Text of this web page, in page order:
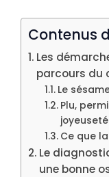
Contenus
Les
parcours
Le
Plu,
Ce que
Le
une bonne